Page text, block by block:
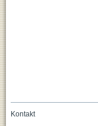
Kontakt